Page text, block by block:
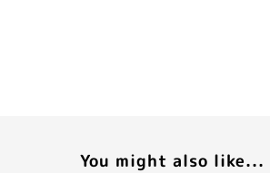
You might also like...